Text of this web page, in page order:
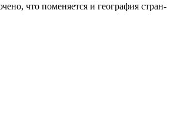
что поменяется и география стран-